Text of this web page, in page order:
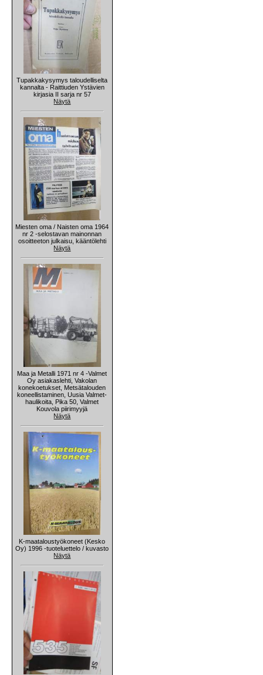
Tupakkakysymys taloudelliselta
kannalta - Raittiuden Ystävien
kirjasia II sarja nr 57
Näytä
Miesten oma / Naisten oma 1964
nr 2 -selostavan mainonnan
osoitteeton julkaisu, kääntölehti
Näytä
Maa ja Metalli 1971 nr 4 -Valmet
Oy asiakaslehti, Vakolan
konekoetukset, Metsätalouden
koneellistaminen, Uusia Valmet-
haulikoita, Pika 50, Valmet
Kouvola piirimyyjä
Näytä
K-maataloustyökoneet (Kesko
Oy) 1996 -tuoteluettelo / kuvasto
Näytä